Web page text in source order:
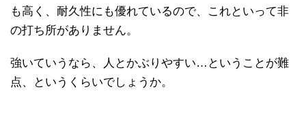
も高く、耐久性にも優れているので、これといって非
の打ち所がありません。
強いていうなら、人とかぶりやすい…ということが難
点、というくらいでしょうか。